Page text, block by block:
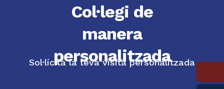
Sol·licita la teva visita personalitzada
Col·legi de
manera
personalitzada